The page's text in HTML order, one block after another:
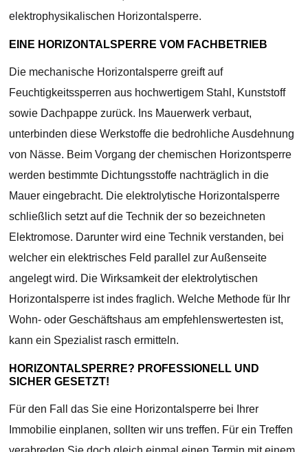
elektrophysikalischen Horizontalsperre.
EINE HORIZONTALSPERRE VOM FACHBETRIEB
Die mechanische Horizontalsperre greift auf
Feuchtigkeitssperren aus hochwertigem Stahl, Kunststoff
sowie Dachpappe zurück. Ins Mauerwerk verbaut,
unterbinden diese Werkstoffe die bedrohliche Ausdehnung
von Nässe. Beim Vorgang der chemischen Horizontsperre
werden bestimmte Dichtungsstoffe nachträglich in die
Mauer eingebracht. Die elektrolytische Horizontalsperre
schließlich setzt auf die Technik der so bezeichneten
Elektromose. Darunter wird eine Technik verstanden, bei
welcher ein elektrisches Feld parallel zur Außenseite
angelegt wird. Die Wirksamkeit der elektrolytischen
Horizontalsperre ist indes fraglich. Welche Methode für Ihr
Wohn- oder Geschäftshaus am empfehlenswertesten ist,
kann ein Spezialist rasch ermitteln.
HORIZONTALSPERRE? PROFESSIONELL UND
SICHER GESETZT!
Für den Fall das Sie eine Horizontalsperre bei Ihrer
Immobilie einplanen, sollten wir uns treffen. Für ein Treffen